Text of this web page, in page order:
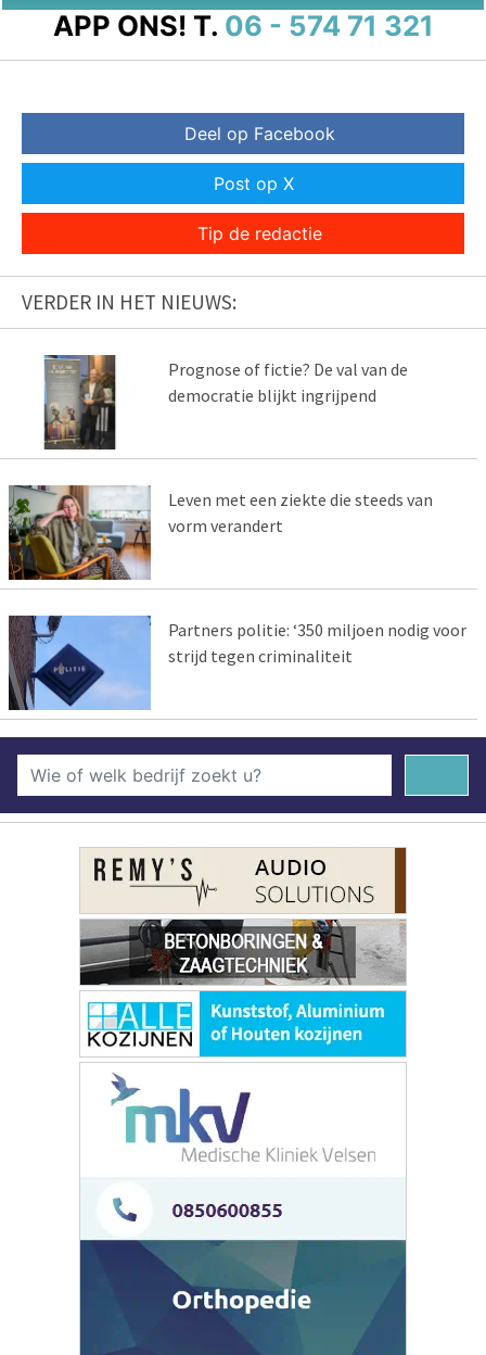
APP ONS! T. 06 - 574 71 321
Deel op Facebook
Post op X
Tip de redactie
VERDER IN HET NIEUWS:
Prognose of fictie? De val van de
democratie blijkt ingrijpend
Leven met een ziekte die steeds van
vorm verandert
Partners politie: ‘350 miljoen nodig voor
strijd tegen criminaliteit